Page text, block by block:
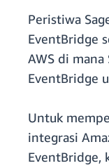
Peristiwa
EventBridge
AWS di mana
EventBridge
Untuk
integrasi
EventBridge,